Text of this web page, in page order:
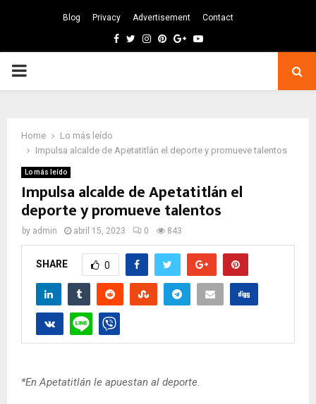
Blog Privacy Advertisement Contact
Facebook
TwitterInstagram
Pinterest
GoogleYoutube
PRIMARY
Home
Lo más leído
Impulsa alcalde de Apetatitlán el deporte y promueve talentos
Lo más leído
Impulsa alcalde de Apetatitlán el
deporte y promueve talentos
by admin abril 15, 2023 0 843
SHARE 0
*En Apetatitlán le apuestan al deporte.